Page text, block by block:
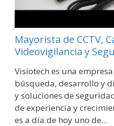
Mayorista de CCTV,
Videovigilancia y
Visiotech es una
búsqueda, desarrollo y
y soluciones de
de experiencia y
es a día de hoy uno de...